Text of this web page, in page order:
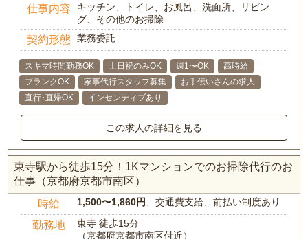
仕事内容
キッチン、トイレ、お風呂、洗面所、リビン
グ、その他のお掃除
契約形態 業務委託
スキマ時間勤務OK 土日祝のみOK 週1〜OK
高時給
ブランクOK
家事代行スタッフ募集
お手伝いさんの求人
直行･直帰OK
インセンティブあり
この求人の詳細を見る
東寺駅から徒歩15分！1Kマンションでのお掃除代行のお
仕事（京都府京都市南区）
時給 1,500〜1,860円 、交通費支給、前払い制度あり
勤務地
東寺 徒歩15分
（京都府京都市南区付近）